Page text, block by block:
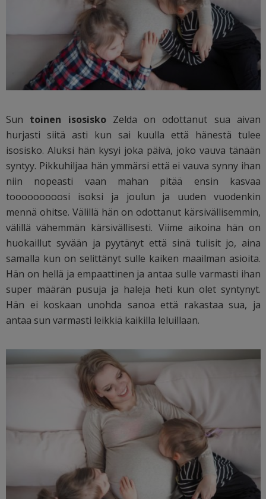
Sun toinen isosiskoZelda on odottanut sua aivan
hurjasti siitä asti kun sai kuulla että hänestä tulee
isosisko. Aluksi hän kysyi joka päivä, joko vauva tänään
syntyy. Pikkuhiljaa hän ymmärsi että ei vauva synny ihan
niin nopeasti vaan mahan pitää ensin kasvaa
tooooooooosi isoksi ja joulun ja uuden vuodenkin
mennä ohitse. Välillä hän on odottanut kärsivällisemmin,
välillä vähemmän kärsivällisesti. Viime aikoina hän on
huokaillut syvään ja pyytänyt että sinä tulisit jo, aina
samalla kun on selittänyt sulle kaiken maailman asioita.
Hän on hellä ja empaattinen ja antaa sulle varmasti ihan
super määrän pusuja ja haleja heti kun olet syntynyt.
Hän ei koskaan unohda sanoa että rakastaa sua, ja
antaa sun varmasti leikkiä kaikilla leluillaan.